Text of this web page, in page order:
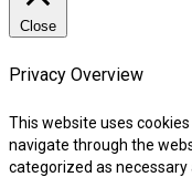
Close
Privacy Overview
This website uses
navigate through the
categorized as